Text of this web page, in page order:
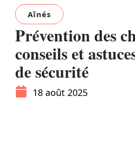
Aînés
Prévention des
conseils et
de sécurité
18 août 2025